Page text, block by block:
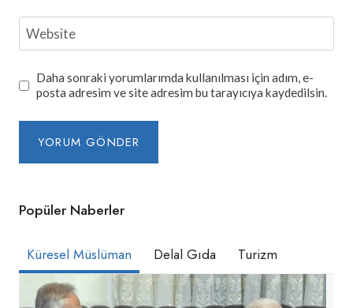
Website
Daha sonraki yorumlarımda kullanılması için adım, e-
posta adresim ve site adresim bu tarayıcıya kaydedilsin.
Popüler Naberler
Küresel Müslüman Delal Gıda Turizm